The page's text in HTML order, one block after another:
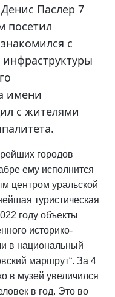
Паслер 7
посетил
с
имени
с жителями
городов
ему исполнится
центром уральской
туристическая
году объекты
историко-
в национальный
маршрут“. За 4
в музей увеличился
в год. Это во